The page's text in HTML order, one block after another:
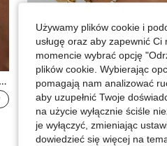
4 szt./1 szt. zestaw damskich bransoletek w stylu vintage minimalistycznym punk, akrylowe i CCB z teksturą, odpowiednie na randkę, wakacje, prezent, imprezę, do codziennego noszenia, nakładane, idealny wybór
#1 Bestsellery w Koniczyna pięciolistna Bransoletki damskie
29,43zł
Powracający klienci
Używamy plików cookie i
usługę oraz aby zapewnić
momencie wybrać opcję
plików cookie. Wybierając
pomagają nam analizować
aby uzupełnić Twoje
na użycie wyłącznie ściśle
je wyłączyć, zmieniając
dowiedzieć się więcej na